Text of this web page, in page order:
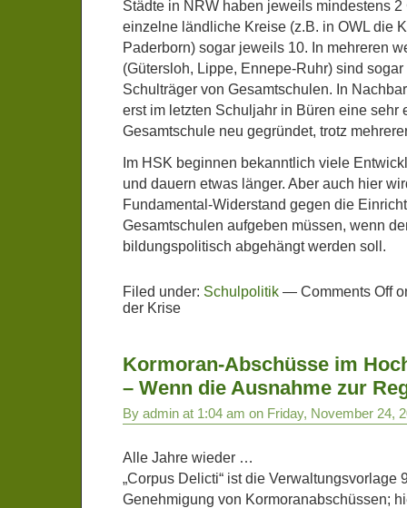
Städte in NRW haben jeweils mindestens 2
einzelne ländliche Kreise (z.B. in OWL die
Paderborn) sogar jeweils 10. In mehreren
(Gütersloh, Lippe, Ennepe-Ruhr) sind
Schulträger von Gesamtschulen. In
erst im letzten Schuljahr in Büren eine sehr
Gesamtschule neu gegründet, trotz
Im HSK beginnen bekanntlich viele
und dauern etwas länger. Aber auch hier
Fundamental-Widerstand gegen die
Gesamtschulen aufgeben müssen, wenn
bildungspolitisch abgehängt werden soll.
Filed under: Schulpolitik — Comments Off
der Krise
Kormoran-Abschüsse im
– Wenn die Ausnahme zur
By admin at 1:04 am on Friday, November 24,
Alle Jahre wieder …
„Corpus Delicti“ ist die Verwaltungsvorlage
Genehmigung von Kormoranabschüssen;